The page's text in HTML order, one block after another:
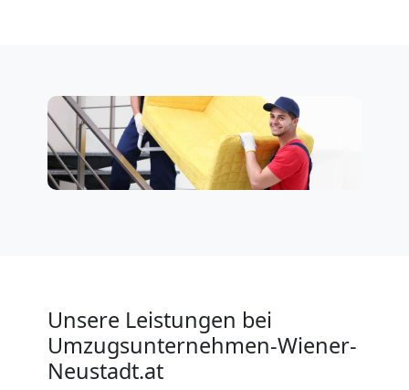
Unsere Leistungen bei
Umzugsunternehmen-Wiener-
Neustadt.at
Umzug